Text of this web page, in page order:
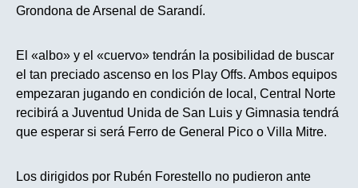
Grondona de Arsenal de Sarandí.
El «albo» y el «cuervo» tendrán la posibilidad de buscar
el tan preciado ascenso en los Play Offs. Ambos equipos
empezaran jugando en condición de local, Central Norte
recibirá a Juventud Unida de San Luis y Gimnasia tendrá
que esperar si será Ferro de General Pico o Villa Mitre.
Los dirigidos por Rubén Forestello no pudieron ante